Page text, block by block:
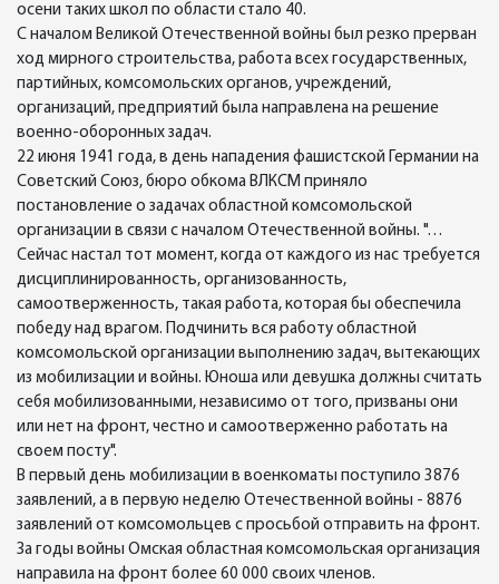
осени таких школ по области стало 40.
С началом Великой Отечественной войны был резко прерван
ход мирного строительства, работа всех государственных,
партийных, комсомольских органов, учреждений,
организаций, предприятий была направлена на решение
военно-оборонных задач.
22 июня 1941 года, в день нападения фашистской Германии на
Советский Союз, бюро обкома ВЛКСМ приняло
постановление о задачах областной комсомольской
организации в связи с началом Отечественной войны. "…
Сейчас настал тот момент, когда от каждого из нас требуется
дисциплинированность, организованность,
самоотверженность, такая работа, которая бы обеспечила
победу над врагом. Подчинить вся работу областной
комсомольской организации выполнению задач, вытекающих
из мобилизации и войны. Юноша или девушка должны считать
себя мобилизованными, независимо от того, призваны они
или нет на фронт, честно и самоотверженно работать на
своем посту".
В первый день мобилизации в военкоматы поступило 3876
заявлений, а в первую неделю Отечественной войны - 8876
заявлений от комсомольцев с просьбой отправить на фронт.
За годы войны Омская областная комсомольская организация
направила на фронт более 60 000 своих членов.